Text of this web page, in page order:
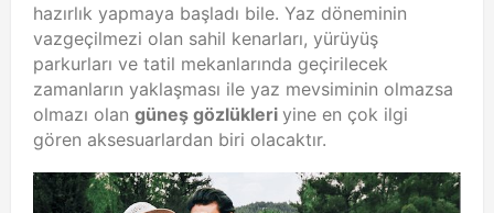
hazırlık yapmaya başladı bile. Yaz döneminin
vazgeçilmezi olan sahil kenarları, yürüyüş
parkurları ve tatil mekanlarında geçirilecek
zamanların yaklaşması ile yaz mevsiminin olmazsa
olmazı olan güneş gözlükleri yine en çok ilgi
gören aksesuarlardan biri olacaktır.